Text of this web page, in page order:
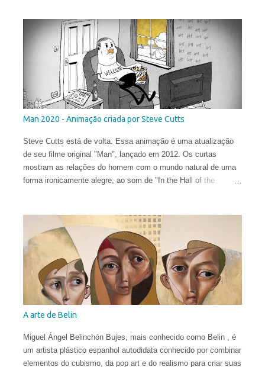
Man 2020 - Animação criada por Steve Cutts
Steve Cutts está de volta. Essa animação é uma atualização
de seu filme original "Man", lançado em 2012. Os curtas
mostram as relações do homem com o mundo natural de uma
forma ironicamente alegre, ao som de "In the Hall of the
A arte de Belin
Miguel Ángel Belinchón Bujes, mais conhecido como Belin , é
um artista plástico espanhol autodidata conhecido por combinar
elementos do cubismo, da pop art e do realismo para criar suas